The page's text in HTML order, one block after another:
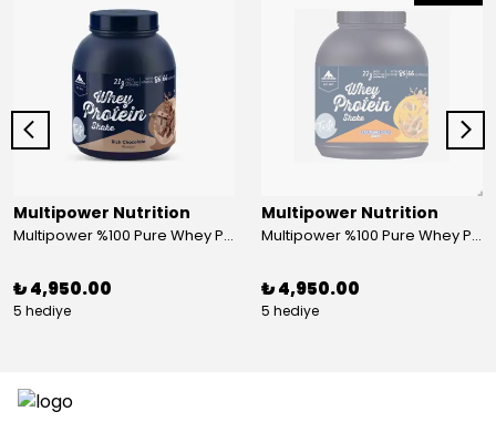
Multipower Nutrition
Multipower %100 Pure Whey Protein 2000 Gr Çikolata
₺ 4,950.00
5 hediye
Multipower Nutrition
Multipower %100 Pure Whey Protein 2000 Gr Peanut Caramel
₺ 4,950.00
5 hediye